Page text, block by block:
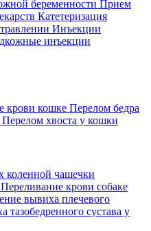
беременности Прием
Катетеризация
Инъекции
инъекции
крови кошке Перелом бедра
Перелом хвоста у кошки
коленной чашечки
Переливание крови собаке
вывиха плечевого
тазобедренного сустава у